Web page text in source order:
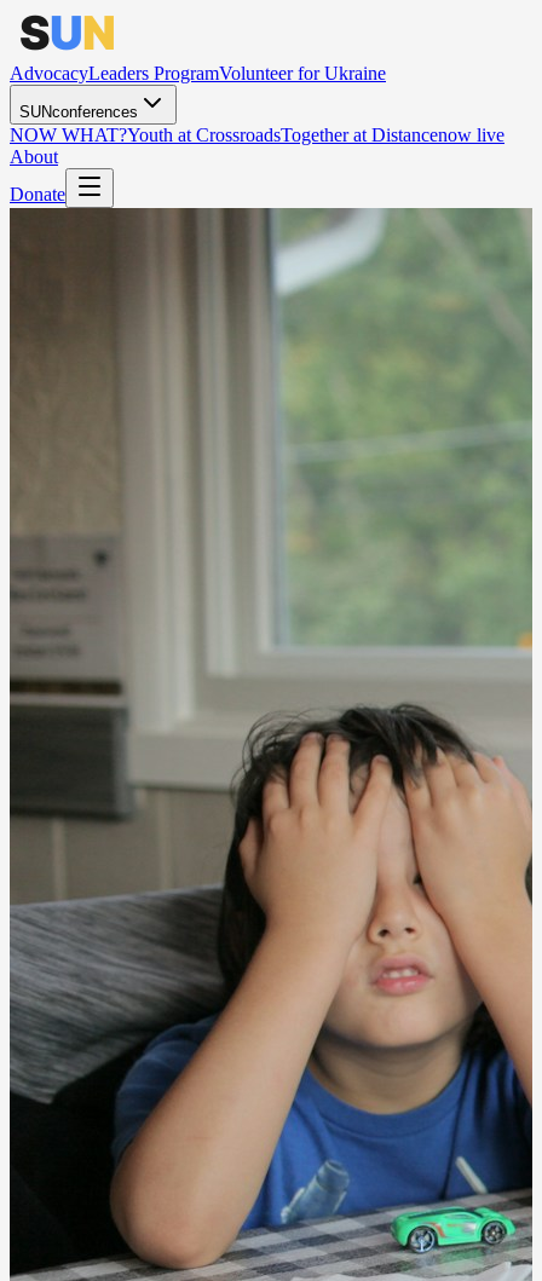
AdvocacyLeaders ProgramVolunteer for Ukraine
SUNconferences
NOW WHAT?Youth at CrossroadsTogether at Distancenow live
About
Donate